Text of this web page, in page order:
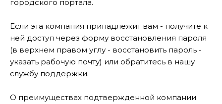
городского портала.
Если эта компания принадлежит вам - получите к
ней доступ через форму восстановления пароля
(в верхнем правом углу - восстановить пароль -
указать рабочую почту) или обратитесь в нашу
службу поддержки.
О преимуществах подтвержденной компании